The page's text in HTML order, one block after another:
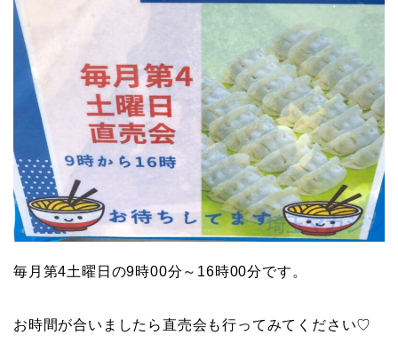
毎月第4土曜日の9時00分～16時00分です。
お時間が合いましたら直売会も行ってみてください♡